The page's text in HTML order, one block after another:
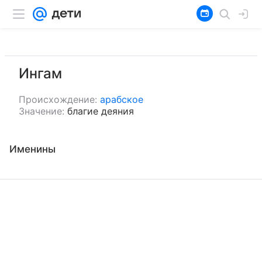
Ингам
Происхождение: арабское
Значение: благие деяния
Именины